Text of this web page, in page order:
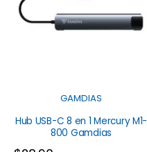
GAMDIAS
Hub USB-C 8 en 1 Mercury M1-
800 Gamdias